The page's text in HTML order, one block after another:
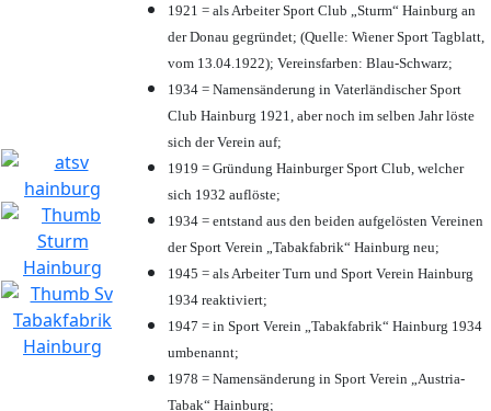
1921 = als Arbeiter Sport Club „Sturm“ Hainburg an
der Donau gegründet; (Quelle: Wiener Sport Tagblatt,
vom 13.04.1922); Vereinsfarben: Blau-Schwarz;
1934 = Namensänderung in Vaterländischer Sport
Club Hainburg 1921, aber noch im selben Jahr löste
sich der Verein auf;
1919 = Gründung Hainburger Sport Club, welcher
sich 1932 auflöste;
1934 = entstand aus den beiden aufgelösten Vereinen
der Sport Verein „Tabakfabrik“ Hainburg neu;
1945 = als Arbeiter Turn und Sport Verein Hainburg
1934 reaktiviert;
1947 = in Sport Verein „Tabakfabrik“ Hainburg 1934
umbenannt;
1978 = Namensänderung in Sport Verein „Austria-
Tabak“ Hainburg;